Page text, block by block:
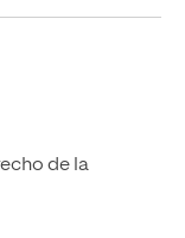
de la